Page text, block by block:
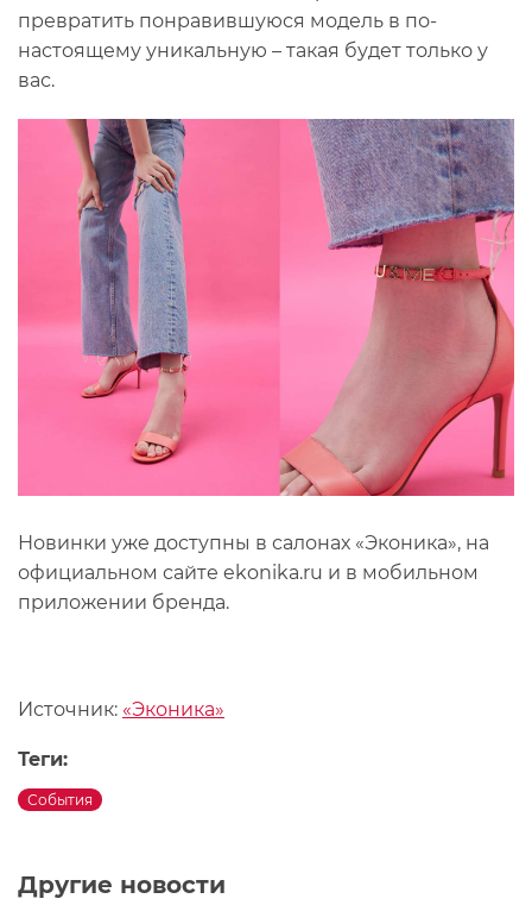
Другие новости
превратить понравившуюся модель в по-
настоящему уникальную – такая будет только у
вас.
Новинки уже доступны в салонах «Эконика», на
официальном сайте ekonika.ru и в мобильном
приложении бренда.
Источник: «Эконика»
Теги:
События